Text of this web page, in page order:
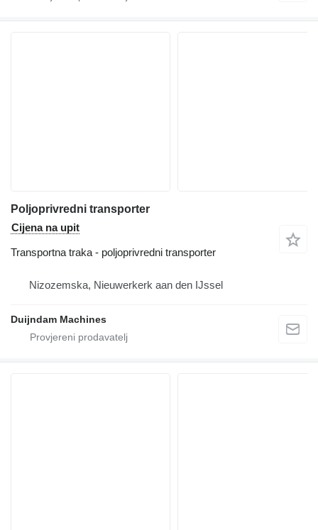
Poljoprivredni transporter
Cijena na upit
Transportna traka - poljoprivredni transporter
Nizozemska, Nieuwerkerk aan den IJssel
Duijndam Machines